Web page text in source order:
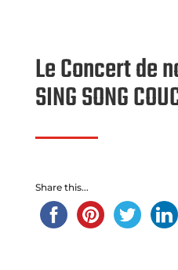
Le Concert de
SING SONG
Share this...